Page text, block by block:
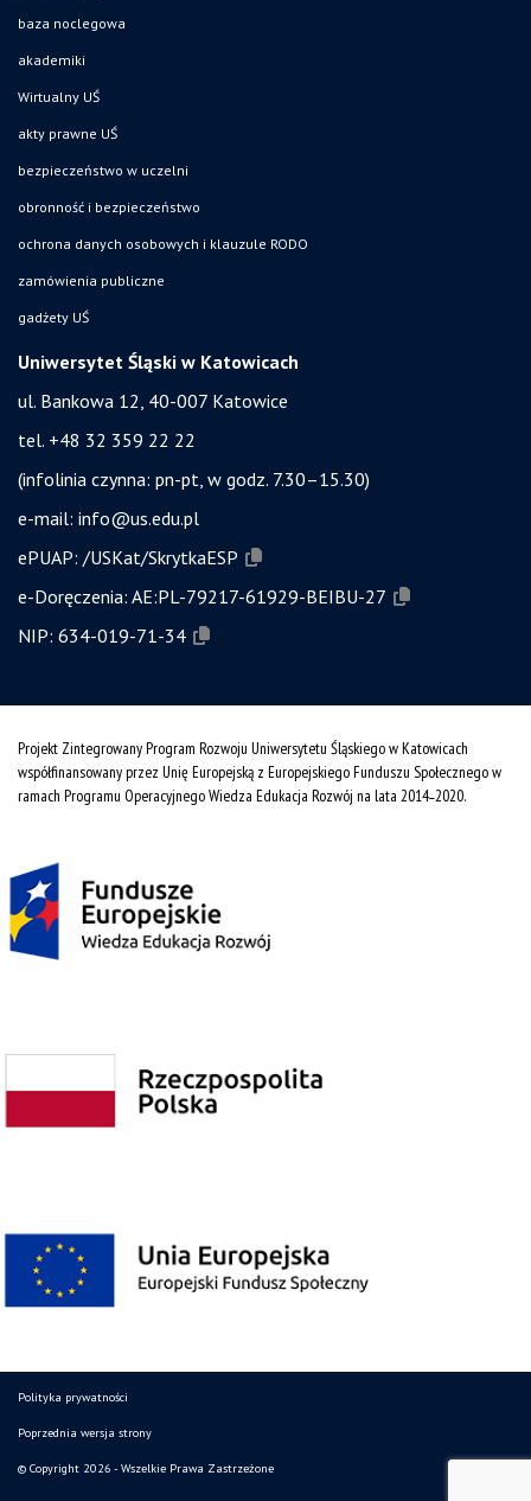
baza noclegowa
akademiki
Wirtualny UŚ
akty prawne UŚ
bezpieczeństwo w uczelni
obronność i bezpieczeństwo
ochrona danych osobowych i klauzule RODO
zamówienia publiczne
gadżety UŚ
Uniwersytet Śląski w Katowicach
ul. Bankowa 12, 40-007 Katowice
tel. +48 32 359 22 22
(infolinia czynna: pn-pt, w godz. 7.30–15.30)
e-mail: info@us.edu.pl
ePUAP: /USKat/SkrytkaESP
e-Doręczenia: AE:PL-79217-61929-BEIBU-27
NIP: 634-019-71-34
Projekt Zintegrowany Program Rozwoju Uniwersytetu Śląskiego w Katowicach
współfinansowany przez Unię Europejską z Europejskiego Funduszu Społecznego w
ramach Programu Operacyjnego Wiedza Edukacja Rozwój na lata 2014˗2020.
Polityka prywatności
Poprzednia wersja strony
© Copyright 2026 - Wszelkie Prawa Zastrzeżone